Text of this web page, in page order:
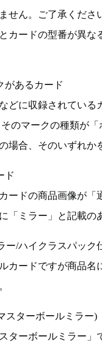
せん。ご了承くださ
カードの型番が異
があるカード
どに収録されている
のマークの種類が
場合、そのいずれか
ド
ードの商品画像が
「ミラー」と記載の
ー/ハイクラスパック
カードですが商品
スターボールミラー)
ターボールミラー」